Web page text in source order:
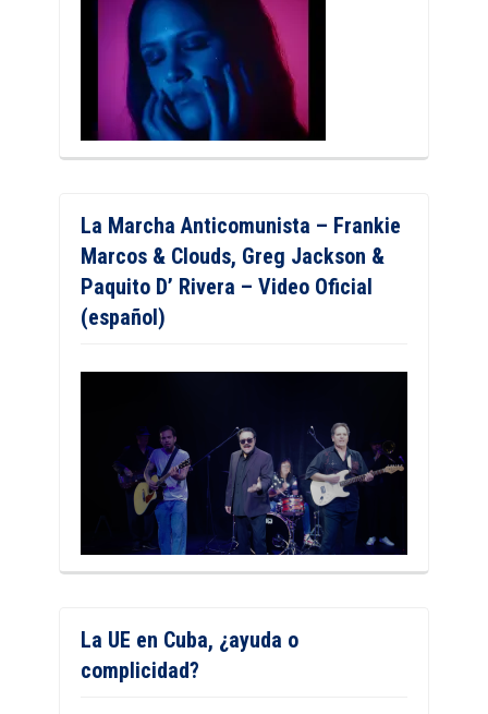
La Marcha Anticomunista – Frankie
Marcos & Clouds, Greg Jackson &
Paquito D’ Rivera – Video Oficial
(español)
La UE en Cuba, ¿ayuda o
complicidad?